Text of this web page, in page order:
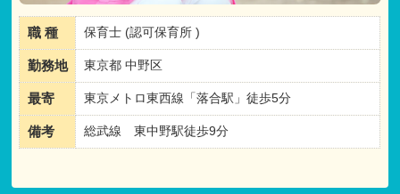
職 種 保育士 (認可保育所 )
勤務地 東京都 中野区
最寄 東京メトロ東西線「落合駅」徒歩5分
備考 総武線 東中野駅徒歩9分